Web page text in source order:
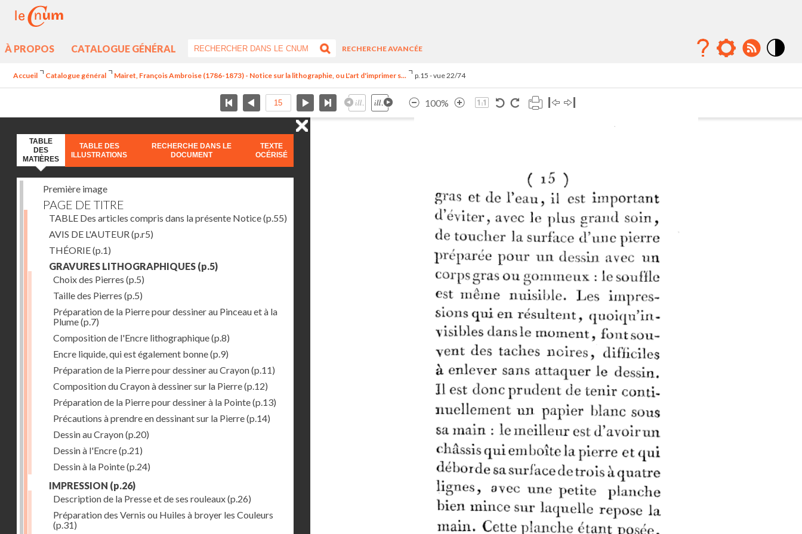
À PROPOS CATALOGUE GÉNÉRAL
RECHERCHE AVANCÉE
Accueil Catalogue général Mairet, François Ambroise (1786-1873) - Notice sur la lithographie, ou L'art d'imprimer s... p.15 - vue 22/74
100%
TABLE
DES
MATIÈRES
TABLE DES
ILLUSTRATIONS
RECHERCHE DANS LE
DOCUMENT
TEXTE
OCÉRISÉ
Première image
PAGE DE TITRE
TABLE Des articles compris dans la présente Notice(p.55)
AVIS DE L'AUTEUR(p.r5)
THÉORIE(p.1)
GRAVURES LITHOGRAPHIQUES (p.5)
Choix des Pierres (p.5)
Taille des Pierres (p.5)
Préparation de la Pierre pour dessiner au Pinceau et à la
Plume(p.7)
Composition de l'Encre lithographique(p.8)
Encre liquide, qui est également bonne(p.9)
Préparation de la Pierre pour dessiner au Crayon(p.11)
Composition du Crayon à dessiner sur la Pierre(p.12)
Préparation de la Pierre pour dessiner à la Pointe(p.13)
Précautions à prendre en dessinant sur la Pierre(p.14)
Dessin au Crayon(p.20)
Dessin à l'Encre(p.21)
Dessin à la Pointe(p.24)
IMPRESSION (p.26)
Description de la Presse et de ses rouleaux(p.26)
Préparation des Vernis ou Huiles à broyer les Couleurs
(p.31)